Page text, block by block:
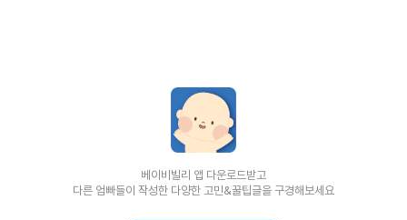
베이비빌리 앱 다운로드받고
다른 엄빠들이 작성한 다양한 고민&꿀팁글을 구경해보세요